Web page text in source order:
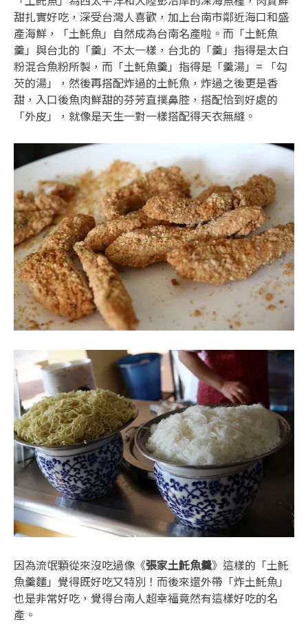
甜扎實好吃，深受台灣人喜歡，加上台南市鄰近海口和盛
產海鮮，「土魠魚」自然成為台南名產啦。而「土魠魚
羹」與台北的「羹」不太一樣，台北的「羹」指得是太白
粉混合魚粉所製，而「土魠魚羹」指得是「羹湯」= 「勾
芡的湯」，然後再搭配炸過的土魠魚，炸過之後更是香
甜，入口後魚肉鮮甜的芬芳直撲鼻腔，搭配恰到好處的
「外皮」，就像是天生一對一樣搭配得天衣無縫。
因為流氓顆從來沒吃過像《張家土魠魚羹》這樣的「土魠
魚羹麵」覺得既好吃又特別！而後來還外帶「炸土魠魚」
也是非常好吃，覺得台南人超幸福竟然有這樣好吃的名
產。